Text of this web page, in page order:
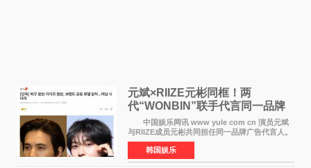
元斌×RIIZE元彬同框！两
代“WONBIN”联手代言同一品牌
颜值天花板合体
中国娱乐网讯 www yule com cn 演员元斌
与RIIZE成员元彬共同担任同一品牌广告代言人。
6日据独家报道，继演员元斌之后，RIIZE元彬最
近也被选为某在线中介平台A公司的共同广告代言
人，两人将作
韩国娱乐